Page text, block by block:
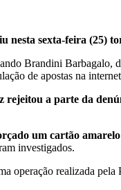
nesta sexta-feira (25)
Brandini Barbagalo,
de apostas na
rejeitou a parte da
um cartão
investigados.
operação realizada